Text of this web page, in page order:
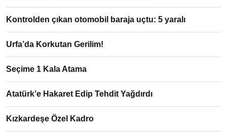
Kontrolden çıkan otomobil baraja uçtu: 5 yaralı
Urfa’da Korkutan Gerilim!
Seçime 1 Kala Atama
Atatürk’e Hakaret Edip Tehdit Yağdırdı
Kızkardeşe Özel Kadro